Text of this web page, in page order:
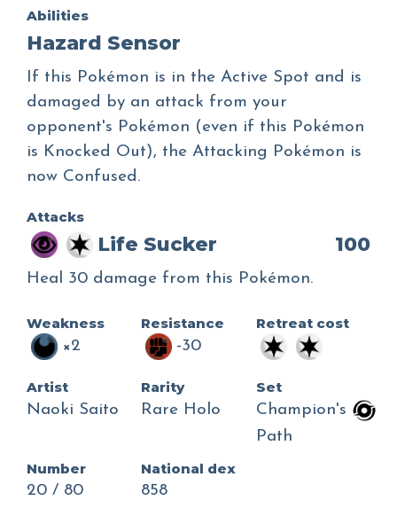
Abilities
Hazard Sensor
If this Pokémon is in the Active Spot and is
damaged by an attack from your
opponent's Pokémon (even if this Pokémon
is Knocked Out), the Attacking Pokémon is
now Confused.
Attacks
Life Sucker 100
Heal 30 damage from this Pokémon.
Weakness
×2
Resistance
-30
Retreat cost
Artist
Naoki Saito
Rarity
Rare Holo
Set
Champion's
Path
Number
20 / 80
National dex
858